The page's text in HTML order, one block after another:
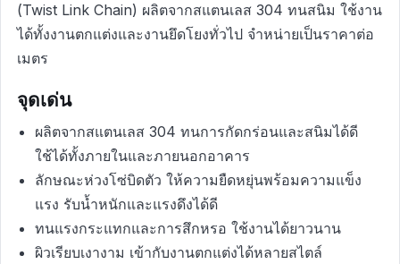
(Twist Link Chain) ผลิตจากสแตนเลส 304 ทนสนิม ใช้งาน
ได้ทั้งงานตกแต่งและงานยึดโยงทั่วไป จำหน่ายเป็นราคาต่อ
เมตร
จุดเด่น
ผลิตจากสแตนเลส 304 ทนการกัดกร่อนและสนิมได้ดี
ใช้ได้ทั้งภายในและภายนอกอาคาร
ลักษณะห่วงโซ่บิดตัว ให้ความยืดหยุ่นพร้อมความแข็ง
แรง รับน้ำหนักและแรงดึงได้ดี
ทนแรงกระแทกและการสึกหรอ ใช้งานได้ยาวนาน
ผิวเรียบเงางาม เข้ากับงานตกแต่งได้หลายสไตล์